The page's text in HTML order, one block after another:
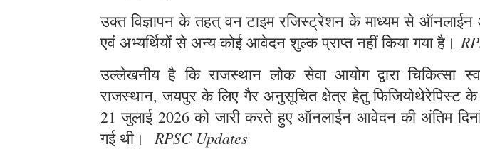
उक्त विज्ञापन के तहत् वन टाइम रजिस्ट्रेशन के माध्यम से
एवं अभ्यर्थियों से अन्य कोई आवेदन शुल्क प्राप्त नहीं किया गया है।
उल्लेखनीय है कि राजस्थान लोक सेवा आयोग द्वारा चिकित्सा
राजस्थान, जयपुर के लिए गैर अनुसूचित क्षेत्र हेतु फिजियोथेरेपिस्ट के
21 जुलाई 2026 को जारी करते हुए ऑनलाईन आवेदन की अंतिम
गई थी। RPSC Updates